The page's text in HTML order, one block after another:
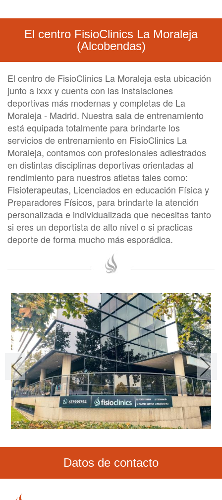
El centro FisioClinics La Moraleja
(Alcobendas)
El centro de FisioClinics La Moraleja esta ubicación
junto a lxxx y cuenta con las instalaciones
deportivas más modernas y completas de La
Moraleja - Madrid. Nuestra sala de entrenamiento
está equipada totalmente para brindarte los
servicios de entrenamiento en FisioClinics La
Moraleja, contamos con profesionales adiestrados
en distintas disciplinas deportivas orientadas al
rendimiento para nuestros atletas tales como:
Fisioterapeutas, Licenciados en educación Física y
Preparadores Físicos, para brindarte la atención
personalizada e individualizada que necesitas tanto
si eres un deportista de alto nivel o si practicas
deporte de forma mucho más esporádica.
Datos de contacto